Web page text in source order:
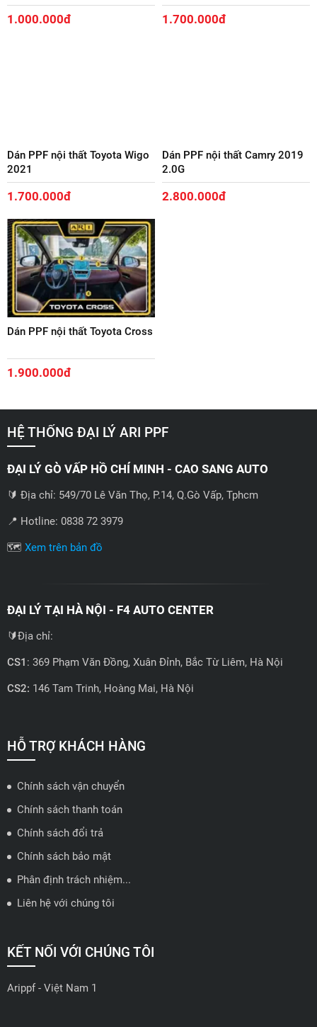
1.000.000đ 1.700.000đ
Dán PPF nội thất Toyota Wigo
2021
1.700.000đ
Dán PPF nội thất Camry 2019
2.0G
2.800.000đ
Dán PPF nội thất Toyota Cross
1.900.000đ
HỆ THỐNG ĐẠI LÝ ARI PPF
ĐẠI LÝ GÒ VẤP HỒ CHÍ MINH - CAO SANG AUTO
🔰 Địa chỉ: 549/70 Lê Văn Thọ, P.14, Q.Gò Vấp, Tphcm
📍 Hotline: 0838 72 3979
🗺️ Xem trên bản đồ
ĐẠI LÝ TẠI HÀ NỘI - F4 AUTO CENTER
🔰Địa chỉ:
CS1 : 369 Phạm Văn Đồng, Xuân Đỉnh, Bắc Từ Liêm, Hà Nội
CS2: 146 Tam Trinh, Hoàng Mai, Hà Nội
🗺️Xem trên bản đồ
ĐẠI LÝ QUẬN 2 HCM - HẢI TRIỀU AUTO
🔰 Địa chỉ: 78-80 Vũ Tông Phan, P.An Phú, TP Thủ Đức, TP HCM
📍 Hotline: 0938584113
🗺️Xem trên bản đồ
ĐẠI LÝ THỦ ĐỨC - TB AUTO
🔰 Địa chỉ: 482 Đ. Lê Văn Việt, Tăng Nhơn Phú A, Thủ Đức,
Thành phố Hồ Chí Minh
HỖ TRỢ KHÁCH HÀNG
Chính sách vận chuyển
Chính sách thanh toán
Chính sách đổi trả
Chính sách bảo mật
Phân định trách nhiệm...
Liên hệ với chúng tôi
KẾT NỐI VỚI CHÚNG TÔI
Arippf - Việt Nam 1